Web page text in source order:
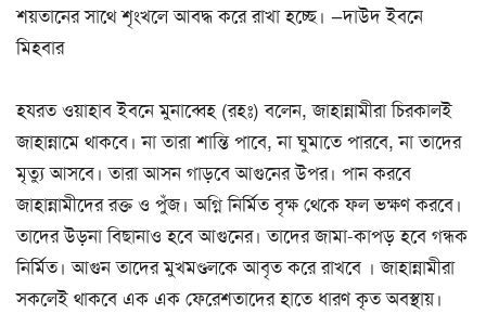
শয়তানের সাথে শৃংখলে আবদ্ধ করে রাখা হচ্ছে। —দাউদ ইবনে
মিহবার
হযরত ওয়াহাব ইবনে মুনাব্বেহ (রহঃ) বলেন, জাহান্নামীরা চিরকালই
জাহান্নামে থাকবে। না তারা শান্তি পাবে, না ঘুমাতে পারবে, না তাদের
মৃত্যু আসবে। তারা আসন গাড়বে আগুনের উপর। পান করবে
জাহান্নামীদের রক্ত ও পুঁজ। অগ্নি নির্মিত বৃক্ষ থেকে ফল ভক্ষণ করবে।
তাদের উড়না বিছানাও হবে আগুনের। তাদের জামা-কাপড় হবে গন্ধক
নির্মিত। আগুন তাদের মুখমণ্ডলকে আবৃত করে রাখবে । জাহান্নামীরা
সকলেই থাকবে এক এক ফেরেশতাদের হাতে ধারণ কৃত অবস্থায়।